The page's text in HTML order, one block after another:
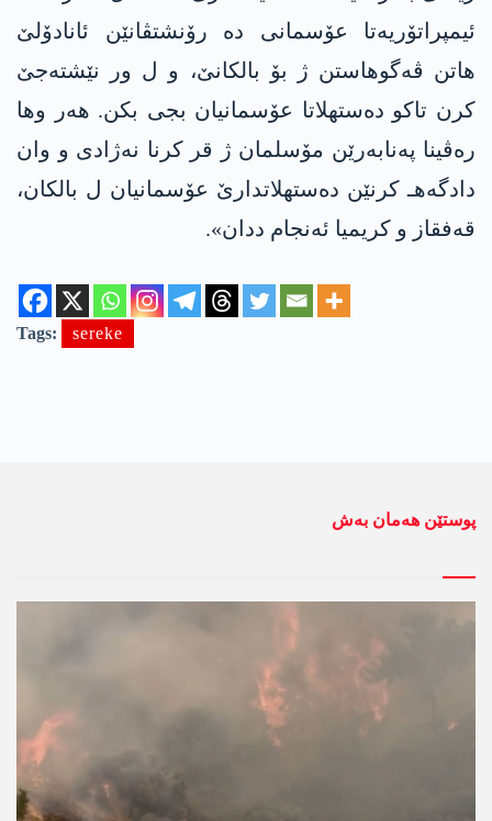
ئیمپراتۆریەتا عۆسمانی دە رۆنشتڤانێن ئانادۆلێ
هاتن ڤەگوهاستن ژ بۆ بالکانێ، و ل ور نێشتەجێ
کرن تاکو دەستهلاتا عۆسمانیان بجی بکن. هەر وها
رەڤینا پەنابەرێن مۆسلمان ژ قر کرنا نەژادی و وان
دادگەهـ کرنێن دەستهلاتدارێ عۆسمانیان ل بالکان،
قەفقاز و کریمیا ئەنجام ددان».
Tags: sereke
پوستێن ھەمان بەش